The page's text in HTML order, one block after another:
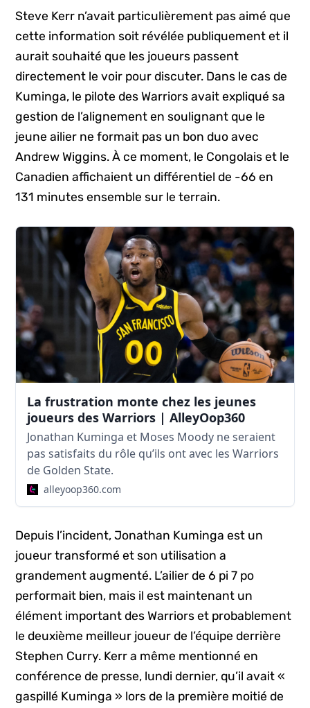
Steve Kerr n’avait particulièrement pas aimé que
cette information soit révélée publiquement et il
aurait souhaité que les joueurs passent
directement le voir pour discuter. Dans le cas de
Kuminga, le pilote des Warriors avait expliqué sa
gestion de l’alignement en soulignant que le
jeune ailier ne formait pas un bon duo avec
Andrew Wiggins. À ce moment, le Congolais et le
Canadien affichaient un différentiel de -66 en
131 minutes ensemble sur le terrain.
La frustration monte chez les jeunes
joueurs des Warriors | AlleyOop360
Jonathan Kuminga et Moses Moody ne seraient
pas satisfaits du rôle qu’ils ont avec les Warriors
de Golden State.
alleyoop360.com
Depuis l’incident, Jonathan Kuminga est un
joueur transformé et son utilisation a
grandement augmenté. L’ailier de 6 pi 7 po
performait bien, mais il est maintenant un
élément important des Warriors et probablement
le deuxième meilleur joueur de l’équipe derrière
Stephen Curry. Kerr a même mentionné en
conférence de presse, lundi dernier, qu’il avait «
gaspillé Kuminga » lors de la première moitié de